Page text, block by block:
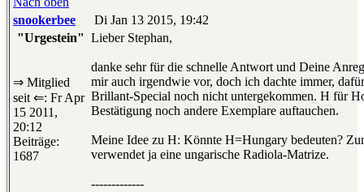
snookerbee
Di Jan 13 2015, 19:42
"Urgestein"
⇒ Mitglied
seit ⇐: Fr Apr
15 2011,
20:12
Beiträge:
1687
Lieber Stephan,
danke sehr für die schnelle Antwort und Deine
mir auch irgendwie vor, doch ich dachte immer,
Brillant-Special noch nicht untergekommen. H für
Bestätigung noch andere Exemplare auftauchen.
Meine Idee zu H: Könnte H=Hungary bedeuten?
verwendet ja eine ungarische Radiola-Matrize.
-------------